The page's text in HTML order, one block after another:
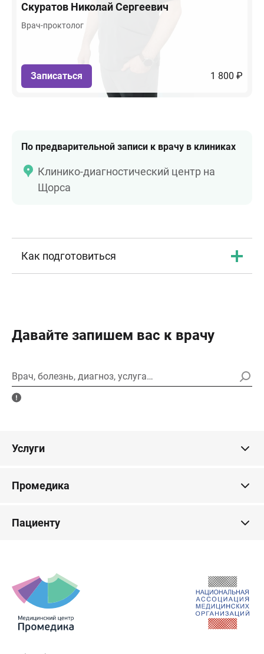
Скуратов Николай Сергеевич
Врач-проктолог
Записаться 1 800 ₽
По предварительной записи к врачу в клиниках
Клинико-диагностический центр на
Щорса
Как подготовиться
Давайте запишем вас к врачу
Врач, болезнь, диагноз, услуга…
Услуги
Промедика
Пациенту